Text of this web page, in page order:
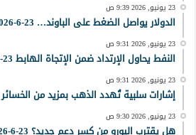
23 يونيو, 2026 9:39 ص
الدولار يواصل الضغط على الباوند… 23-6-2026
23 يونيو, 2026 9:31 ص
النفط يحاول الإرتداد ضمن الإتجاة الهابط 23-6-2026
23 يونيو, 2026 9:31 ص
إشارات سلبية تُهدد الذهب بمزيد من الخسائر 23-6-2026
23 يونيو, 2026 9:30 ص
هل يقترب اليورو من كسر دعم جديد؟ 23-6-2026